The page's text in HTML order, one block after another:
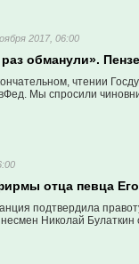
2017, 06:00
обманули».
чтении
Мы спросили
отца певца
подтвердила
Николай